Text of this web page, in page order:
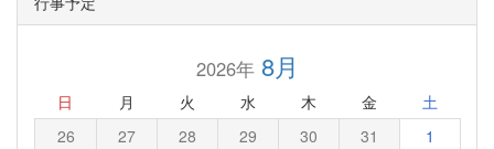
2026年8月
日 月 火 水 木 金 土
26 27 28 29 30 31 1